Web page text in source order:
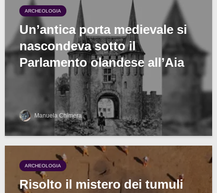
ARCHEOLOGIA
Un’antica porta medievale si
nascondeva sotto il
Parlamento olandese all’Aia
Manuela Chimera
ARCHEOLOGIA
Risolto il mistero dei tumuli